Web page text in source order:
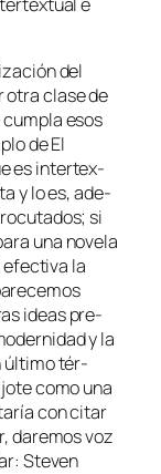
del
otra cla­se de
esos
deEl
es in­ter­tex­
y lo es, ade­
si
una no­ve­la
efec­ti­va la
ideas pre­
y la
úl­ti­mo tér­
co­mo una
con ci­tar
da­re­mos voz
Steven